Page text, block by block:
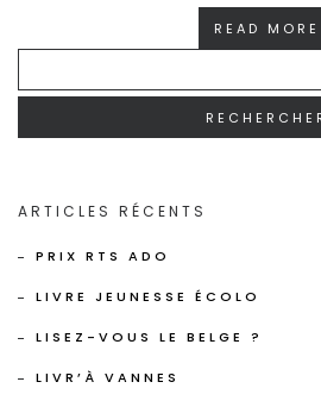
READ MORE
RECHERCHER :
ARTICLES RÉCENTS
PRIX RTS ADO
LIVRE JEUNESSE ÉCOLO
LISEZ-VOUS LE BELGE ?
LIVR’À VANNES